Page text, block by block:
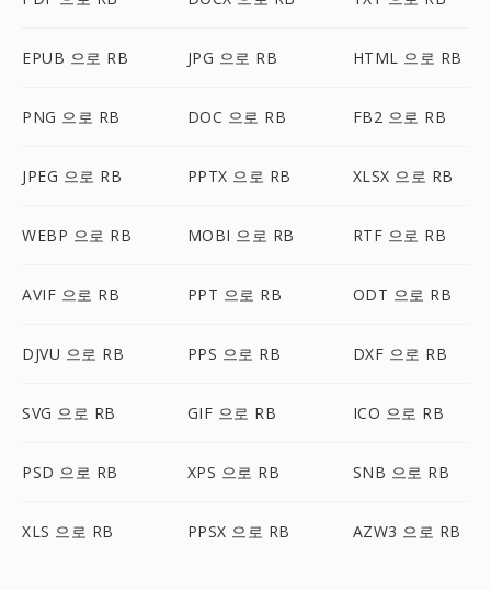
EPUB 으로 RB JPG 으로 RB HTML 으로 RB
PNG 으로 RB DOC 으로 RB FB2 으로 RB
JPEG 으로 RB PPTX 으로 RB XLSX 으로 RB
WEBP 으로 RB MOBI 으로 RB RTF 으로 RB
AVIF 으로 RB PPT 으로 RB ODT 으로 RB
DJVU 으로 RB PPS 으로 RB DXF 으로 RB
SVG 으로 RB GIF 으로 RB ICO 으로 RB
PSD 으로 RB XPS 으로 RB SNB 으로 RB
XLS 으로 RB PPSX 으로 RB AZW3 으로 RB